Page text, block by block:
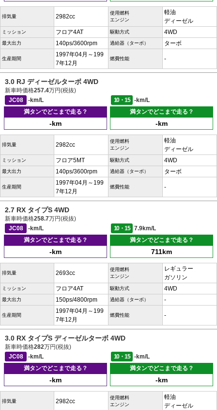
排気量 2982cc
使用燃料
エンジン
軽油
ディーゼル
ミッション フロア4AT 駆動方式 4WD
最大出力 140ps/3600rpm 過給器（ターボ） ターボ
生産期間
1997年04月～199
7年12月
燃費性能 -
3.0 RJ ディーゼルターボ 4WD
新車時価格257.4万円(税抜)
JC08
-km/L 10・15
-km/L
満タンでどこまで走る？
-km
満タンでどこまで走る？
-km
排気量 2982cc
使用燃料
エンジン
軽油
ディーゼル
ミッション フロア5MT 駆動方式 4WD
最大出力 140ps/3600rpm 過給器（ターボ） ターボ
生産期間
1997年04月～199
7年12月
燃費性能 -
2.7 RX タイプS 4WD
新車時価格258.7万円(税抜)
JC08
-km/L 10・15
7.9km/L
満タンでどこまで走る？
-km
満タンでどこまで走る？
711km
排気量 2693cc
使用燃料
エンジン
レギュラー
ガソリン
ミッション フロア4AT 駆動方式 4WD
最大出力 150ps/4800rpm 過給器（ターボ） -
生産期間
1997年04月～199
7年12月
燃費性能 -
3.0 RX タイプS ディーゼルターボ 4WD
新車時価格282万円(税抜)
JC08
-km/L 10・15
-km/L
満タンでどこまで走る？
-km
満タンでどこまで走る？
-km
排気量 2982cc
使用燃料
エンジン
軽油
ディーゼル